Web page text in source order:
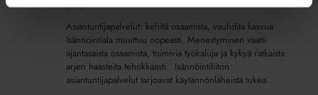
SIVU
Asiantuntijapalvelut: kehitä osaamista, vauhdita kasvua
Isännöintiala muuttuu nopeasti. Menestyminen vaatii
ajantasaista osaamista, toimivia työkaluja ja kykyä ratkaista
arjen haasteita tehokkaasti. Isännöintiliiton
asiantuntijapalvelut tarjoavat käytännönläheistä tukea...